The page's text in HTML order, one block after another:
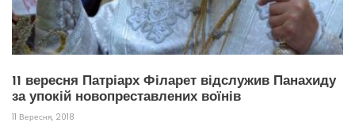
11 вересня Патріарх Філарет відслужив Панахиду
за упокій новопреставлених воїнів
11 Вересня, 2018